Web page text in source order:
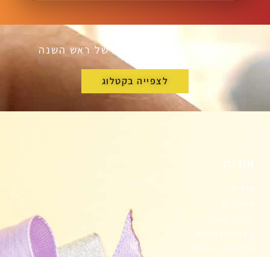
לצפייה בקטלוג המתנות של ראש השנה
לצפייה בקטלוג
אודות
אודות
מאמרים
יצירת קשר
הצהרת נגישות
מדיניות פרטיות